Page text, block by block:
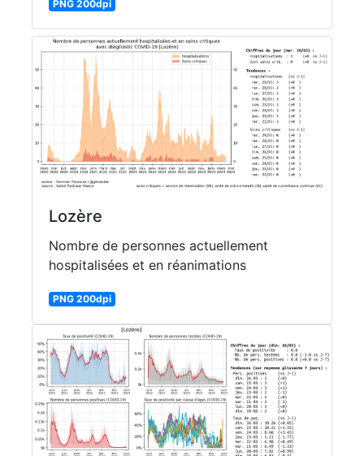
PNG 200dpi
Lozère
Nombre de personnes actuellement
hospitalisées et en réanimations
PNG 200dpi